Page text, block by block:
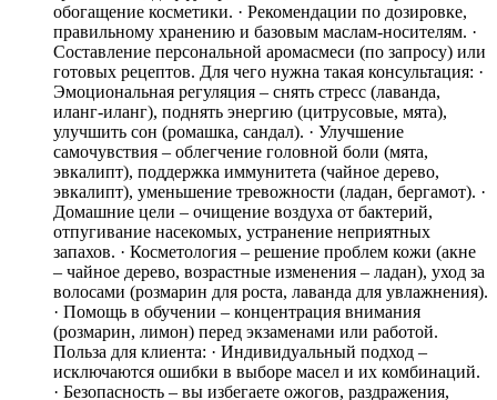
обогащение косметики. · Рекомендации по дозировке,
правильному хранению и базовым маслам-носителям. ·
Составление персональной аромасмеси (по запросу) или
готовых рецептов. Для чего нужна такая консультация: ·
Эмоциональная регуляция – снять стресс (лаванда,
иланг-иланг), поднять энергию (цитрусовые, мята),
улучшить сон (ромашка, сандал). · Улучшение
самочувствия – облегчение головной боли (мята,
эвкалипт), поддержка иммунитета (чайное дерево,
эвкалипт), уменьшение тревожности (ладан, бергамот). ·
Домашние цели – очищение воздуха от бактерий,
отпугивание насекомых, устранение неприятных
запахов. · Косметология – решение проблем кожи (акне
– чайное дерево, возрастные изменения – ладан), уход за
волосами (розмарин для роста, лаванда для увлажнения).
· Помощь в обучении – концентрация внимания
(розмарин, лимон) перед экзаменами или работой.
Польза для клиента: · Индивидуальный подход –
исключаются ошибки в выборе масел и их комбинаций.
· Безопасность – вы избегаете ожогов, раздражения,